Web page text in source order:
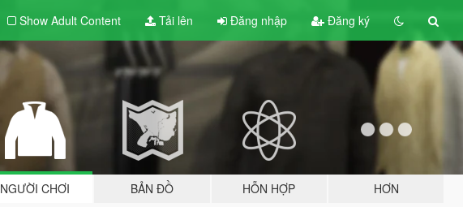
Show Adult Content Tải lên Đăng nhập Đăng ký
NGƯỜI CHƠI BẢN ĐỒ HỖN HỢP HƠN